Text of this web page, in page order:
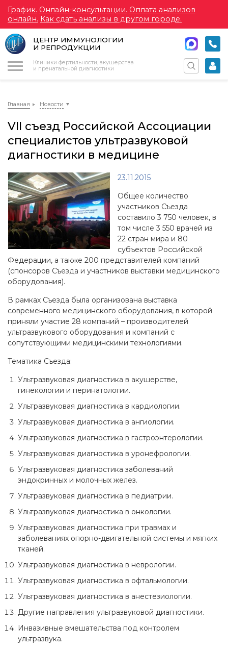
График. Онлайн-консультации. Оплата анализов
онлайн. Как сдать анализы в другом городе.
ЦЕНТР ИММУНОЛОГИИ
И РЕПРОДУКЦИИ
Клиники фертильности, акушерства
и пренатальной диагностики
Главная Новости
VII съезд Российской Ассоциации
специалистов ультразвуковой
диагностики в медицине
23.11.2015
Общее количество
участников Съезда
составило 3 750 человек, в
том числе 3 550 врачей из
22 стран мира и 80
субъектов Российской
Федерации, а также 200 представителей компаний
(спонсоров Съезда и участников выставки медицинского
оборудования).
В рамках Съезда была организована выставка
современного медицинского оборудования, в которой
приняли участие 28 компаний – производителей
ультразвукового оборудования и компаний с
сопутствующими медицинскими технологиями.
Тематика Съезда:
Ультразвуковая диагностика в акушерстве,
гинекологии и перинатологии.
Ультразвуковая диагностика в кардиологии.
Ультразвуковая диагностика в ангиологии.
Ультразвуковая диагностика в гастроэнтерологии.
Ультразвуковая диагностика в уронефрологии.
Ультразвуковая диагностика заболеваний
эндокринных и молочных желез.
Ультразвуковая диагностика в педиатрии.
Ультразвуковая диагностика в онкологии.
Ультразвуковая диагностика при травмах и
заболеваниях опорно-двигательной системы и мягких
тканей.
Ультразвуковая диагностика в неврологии.
Ультразвуковая диагностика в офтальмологии.
Ультразвуковая диагностика в анестезиологии.
Другие направления ультразвуковой диагностики.
Инвазивные вмешательства под контролем
ультразвука.